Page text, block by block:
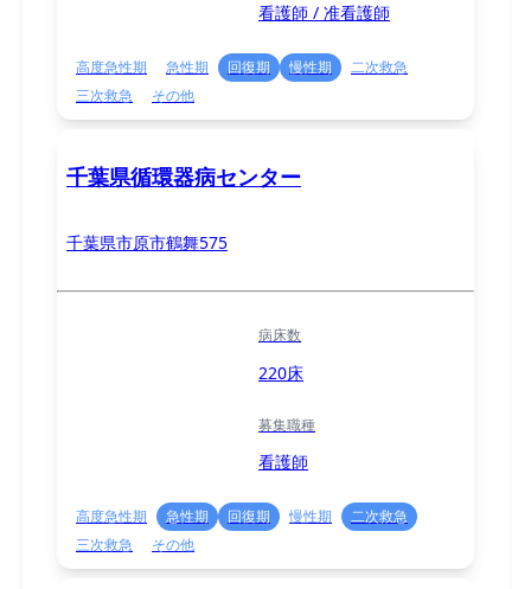
看護師 / 准看護師
高度急性期 急性期 回復期 慢性期
二次救急
三次救急
その他
千葉県循環器病センター
千葉県市原市鶴舞575
病床数
220床
募集職種
看護師
高度急性期 急性期 回復期 慢性期
二次救急
三次救急
その他